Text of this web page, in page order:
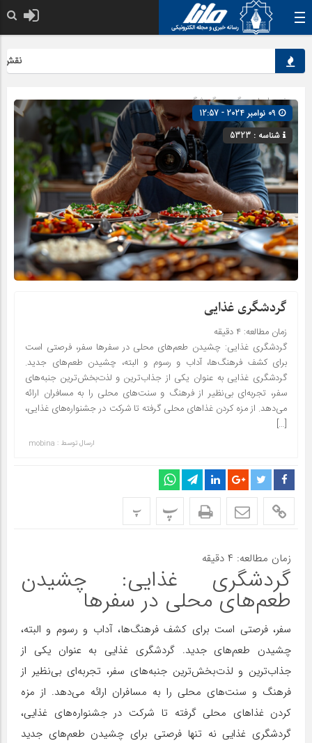
نقش
صفحه اصلی» گروه »گردشگری
شناسه : 5323
گردشگری غذایی
زمان مطالعه: ۴ دقیقه
گردشگری غذایی: چشیدن طعم‌های محلی در سفرها سفر، فرصتی است
برای کشف فرهنگ‌ها، آداب و رسوم و البته، چشیدن طعم‌های جدید.
گردشگری غذایی به عنوان یکی از جذاب‌ترین و لذت‌بخش‌ترین جنبه‌های
سفر، تجربه‌ای بی‌نظیر از فرهنگ و سنت‌های محلی را به مسافران ارائه
می‌دهد. از مزه کردن غذاهای محلی گرفته تا شرکت در جشنواره‌های غذایی،
[…]
ارسال توسط : mobina
پ پ
زمان مطالعه: ۴ دقیقه
گردشگری غذایی: چشیدن
طعم‌های محلی در سفرها
سفر، فرصتی است برای کشف فرهنگ‌ها، آداب و رسوم و البته،
چشیدن طعم‌های جدید. گردشگری غذایی به عنوان یکی از
جذاب‌ترین و لذت‌بخش‌ترین جنبه‌های سفر، تجربه‌ای بی‌نظیر از
فرهنگ و سنت‌های محلی را به مسافران ارائه می‌دهد. از مزه
کردن غذاهای محلی گرفته تا شرکت در جشنواره‌های غذایی،
گردشگری غذایی نه تنها فرصتی برای چشیدن طعم‌های جدید